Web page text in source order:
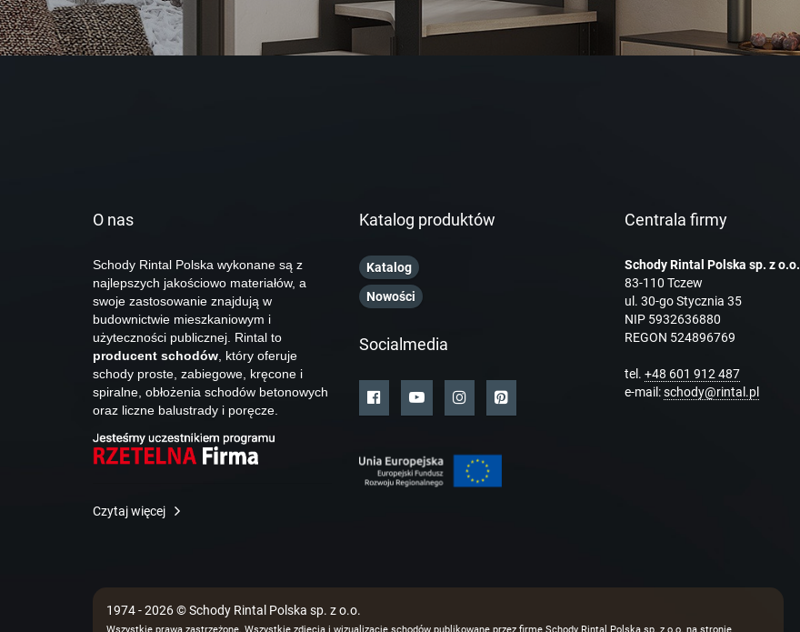
O nas
Schody Rintal Polska wykonane są z
najlepszych jakościowo materiałów, a
swoje zastosowanie znajdują w
budownictwie mieszkaniowym i
użyteczności publicznej. Rintal to
producent schodów , który oferuje
schody proste, zabiegowe, kręcone i
spiralne, obłożenia schodów betonowych
oraz liczne balustrady i poręcze.
Czytaj więcej
Katalog produktów
Katalog
Nowości
Socialmedia
Centrala firmy
Schody Rintal Polska sp. z o.o.
83-110 Tczew
ul. 30-go Stycznia 35
NIP 5932636880
REGON 524896769
tel. +48 601 912 487
e-mail:schody@rintal.pl
1974 - 2026 © Schody Rintal Polska sp. z o.o.